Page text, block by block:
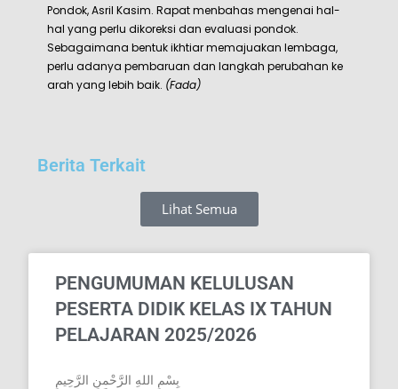
Pondok, Asril Kasim. Rapat menbahas mengenai hal-
hal yang perlu dikoreksi dan evaluasi pondok.
Sebagaimana bentuk ikhtiar memajuakan lembaga,
perlu adanya pembaruan dan langkah perubahan ke
arah yang lebih baik. (Fada)
Berita Terkait
Lihat Semua
PENGUMUMAN KELULUSAN
PESERTA DIDIK KELAS IX TAHUN
PELAJARAN 2025/2026
بِسْمِ اللهِ الرَّحْمنِ الرَّحِيمِ